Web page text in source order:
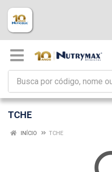
TCHE
INÍCIO TCHE